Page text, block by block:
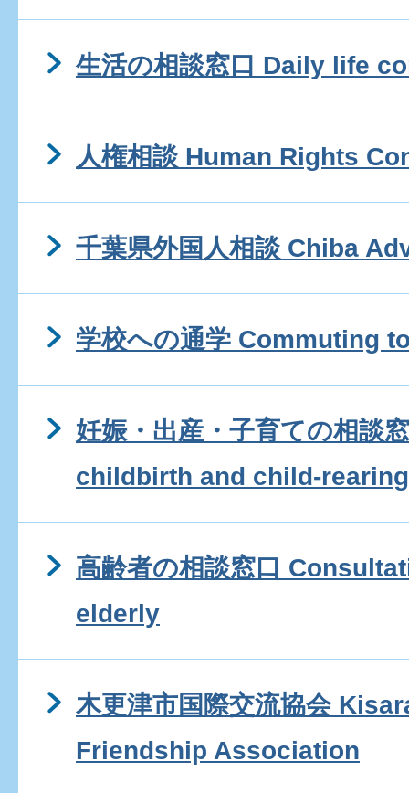
生活の相談窓口 Daily life
人権相談 Human Rights
千葉県外国人相談 Chiba
学校への通学 Commuting
妊娠・出産・子育ての相談
childbirth and child-rearing
高齢者の相談窓口
elderly
木更津市国際交流協会
Friendship Association